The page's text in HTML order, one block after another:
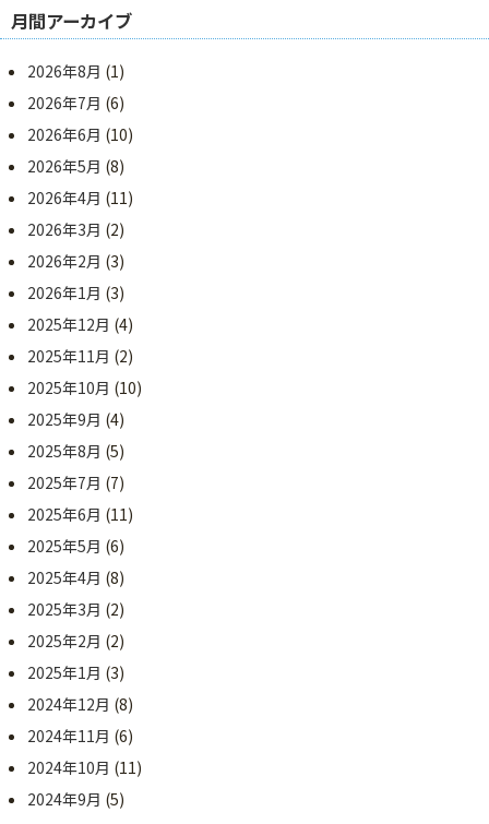
月間アーカイブ
2026年8月 (1)
2026年7月 (6)
2026年6月 (10)
2026年5月 (8)
2026年4月 (11)
2026年3月 (2)
2026年2月 (3)
2026年1月 (3)
2025年12月 (4)
2025年11月 (2)
2025年10月 (10)
2025年9月 (4)
2025年8月 (5)
2025年7月 (7)
2025年6月 (11)
2025年5月 (6)
2025年4月 (8)
2025年3月 (2)
2025年2月 (2)
2025年1月 (3)
2024年12月 (8)
2024年11月 (6)
2024年10月 (11)
2024年9月 (5)